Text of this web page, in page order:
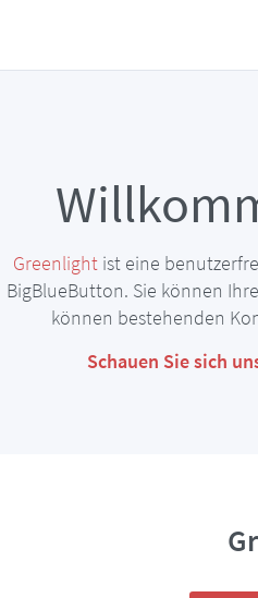
Greenlight ist eine
BigBlueButton. Sie können
können bestehenden
Schauen Sie sich